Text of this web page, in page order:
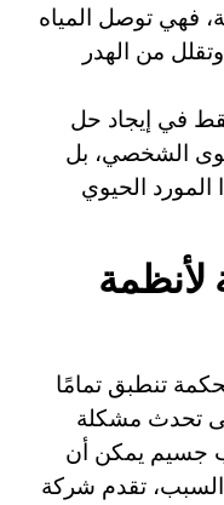
فهي توصل المياه
من الهدر
في إيجاد حل
الشخصي، بل
الحيوي
لأنظمة
تنطبق تمامًا
تحدث مشكلة
جسيم يمكن أن
السبب، تقدم شركة